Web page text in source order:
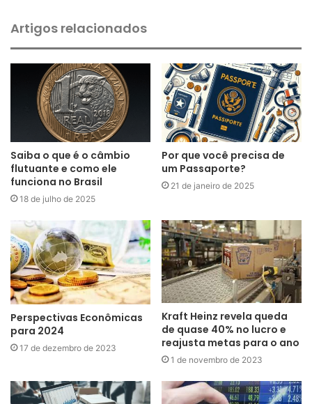
Artigos relacionados
Saiba o que é o câmbio
flutuante e como ele
funciona no Brasil
18 de julho de 2025
Por que você precisa de
um Passaporte?
21 de janeiro de 2025
Perspectivas Econômicas
para 2024
17 de dezembro de 2023
Kraft Heinz revela queda
de quase 40% no lucro e
reajusta metas para o ano
1 de novembro de 2023